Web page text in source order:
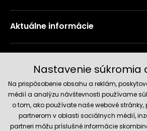
Aktuálne informácie
Nastavenie súkromia
Na prispôsobenie obsahu a reklám,
médií a analýzu návštevnosti používame
o tom, ako používate naše webové
partnerom v oblasti sociálnych médií,
partneri môžu príslušné informácie